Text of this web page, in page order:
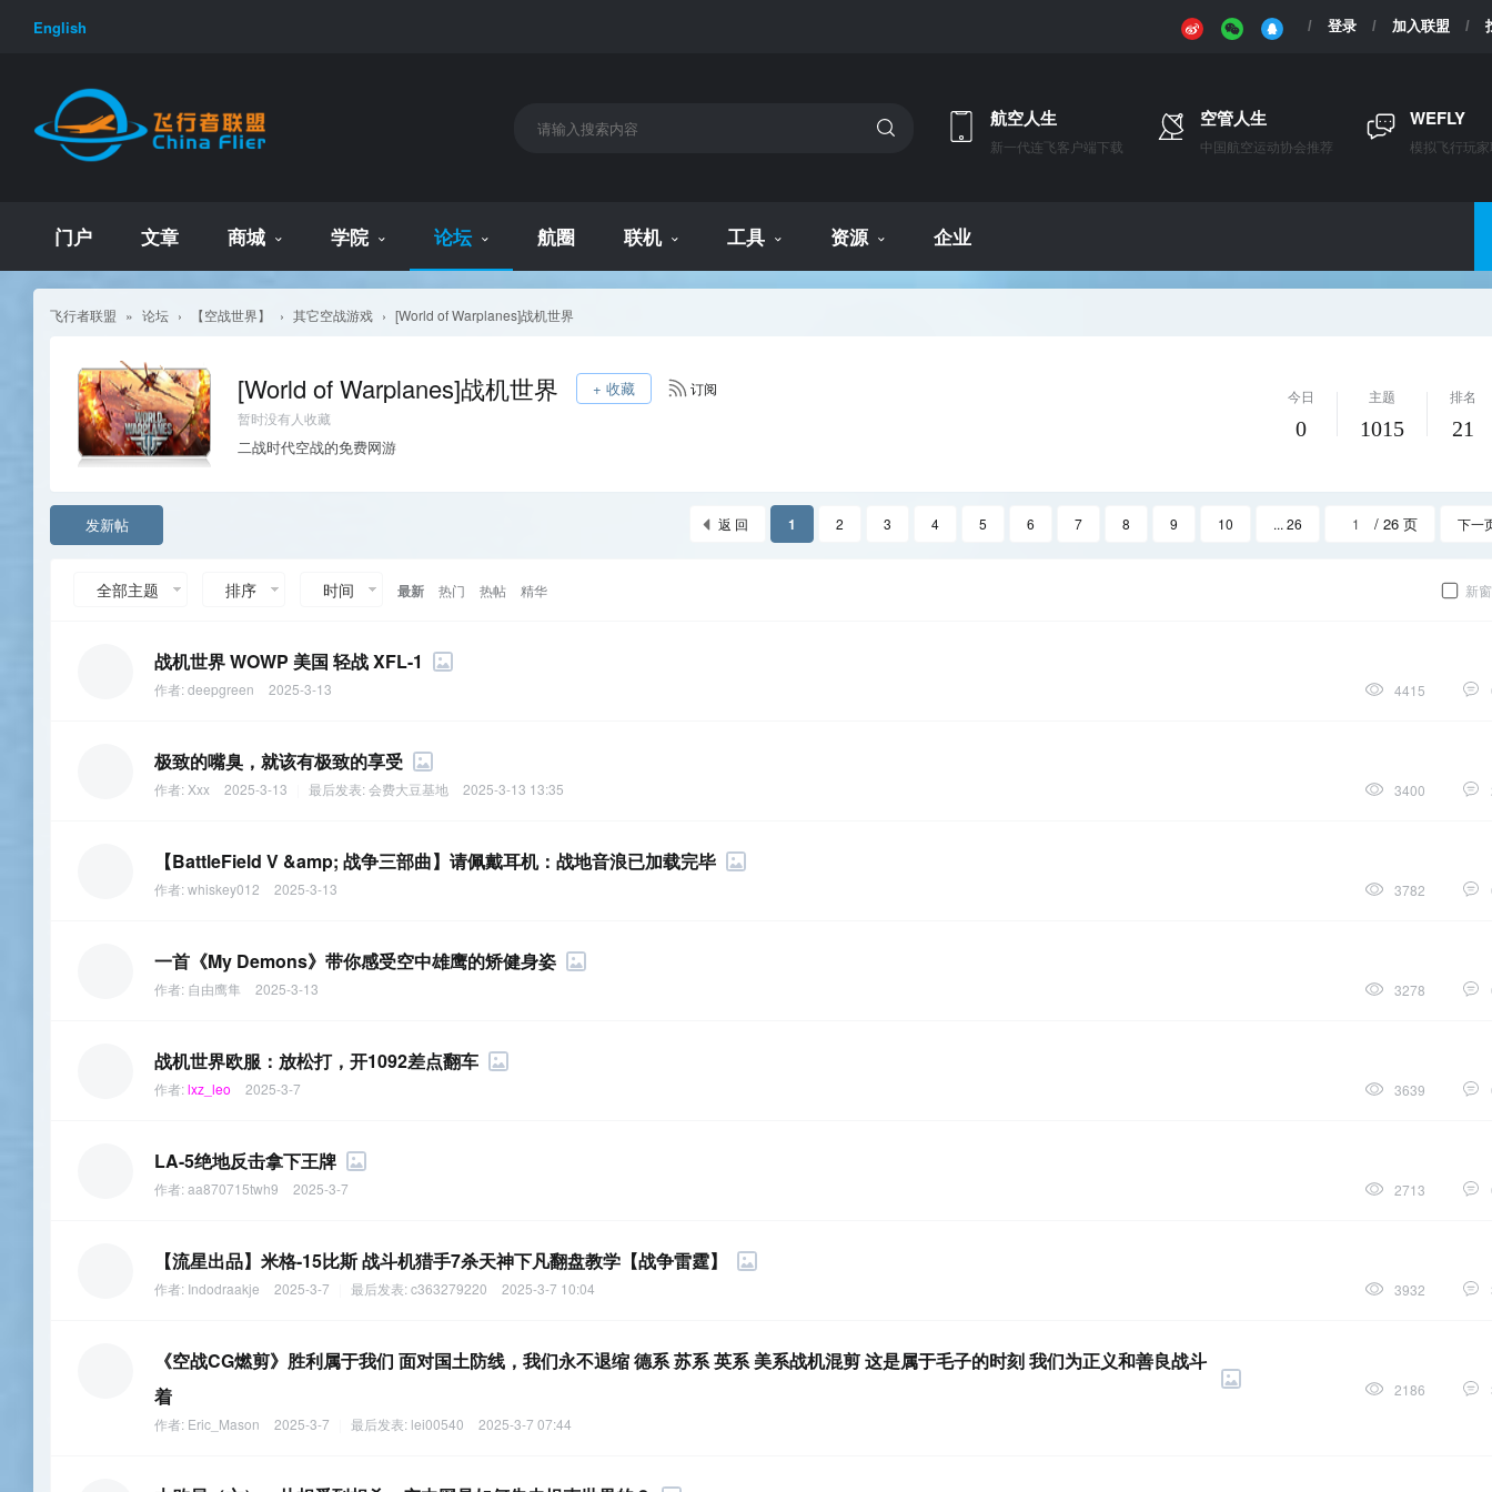
English 登录 加入联盟
航空人生
新一代连飞客户端下载
空管人生
中国航空运动协会推荐
WEFLY
模拟飞行玩
门户 文章 商城 学院 论坛 航圈 联机 工具 资源 企业
飞行者联盟 » 论坛 › 【空战世界】 › 其它空战游戏 › [World of Warplanes]战机世界
[World of Warplanes]战机世界 + 收藏
订阅
暂时没有人收藏
二战时代空战的免费网游
今日
0
主题
1015
排名
21
1 2 3 4 5 6 7 8 9 10 ... 26 / 26 页 下一
返 回
发新帖
全部主题 排序 时间 最新 热门 热帖 精华 新窗
战机世界 WOWP 美国 轻战 XFL-1
作者:deepgreen 2025-3-13 4415
极致的嘴臭，就该有极致的享受
作者: Xxx 2025-3-13 最后发表:会费大豆基地 2025-3-13 13:35 3400
【BattleField V &amp; 战争三部曲】请佩戴耳机：战地音浪已加载完毕
作者:whiskey012 2025-3-13 3782
一首《My Demons》带你感受空中雄鹰的矫健身姿
作者: 自由鹰隼 2025-3-13 3278
战机世界欧服：放松打，开1092差点翻车
作者:lxz_leo 2025-3-7 3639
LA-5绝地反击拿下王牌
作者:aa870715twh9 2025-3-7 2713
【流星出品】米格-15比斯 战斗机猎手7杀天神下凡翻盘教学【战争雷霆】
作者: Indodraakje 2025-3-7 最后发表:c363279220 2025-3-7 10:04 3932
《空战CG燃剪》胜利属于我们 面对国土防线，我们永不退缩 德系 苏系 英系 美系战机混剪 这是属于毛子的时刻 我们为正义和善良战斗
着
作者: Eric_Mason 2025-3-7 最后发表: lei00540 2025-3-7 07:44
2186